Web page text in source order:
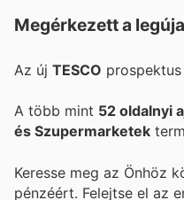
Megérkezett a
Az új TESCO prospektus
A több mint 52 oldalnyi
és Szupermarketek
Keresse meg az Önhöz
pénzéért. Felejtse el az